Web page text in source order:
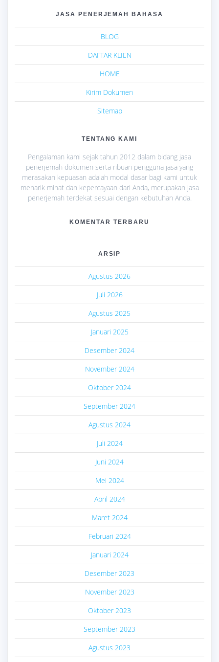
JASA PENERJEMAH BAHASA
BLOG
DAFTAR KLIEN
HOME
Kirim Dokumen
Sitemap
TENTANG KAMI
Pengalaman kami sejak tahun 2012 dalam bidang jasa
penerjemah dokumen serta ribuan pengguna jasa yang
merasakan kepuasan adalah modal dasar bagi kami untuk
menarik minat dan kepercayaan dari Anda, merupakan jasa
penerjemah terdekat sesuai dengan kebutuhan Anda.
KOMENTAR TERBARU
ARSIP
Agustus 2026
Juli 2026
Agustus 2025
Januari 2025
Desember 2024
November 2024
Oktober 2024
September 2024
Agustus 2024
Juli 2024
Juni 2024
Mei 2024
April 2024
Maret 2024
Februari 2024
Januari 2024
Desember 2023
November 2023
Oktober 2023
September 2023
Agustus 2023